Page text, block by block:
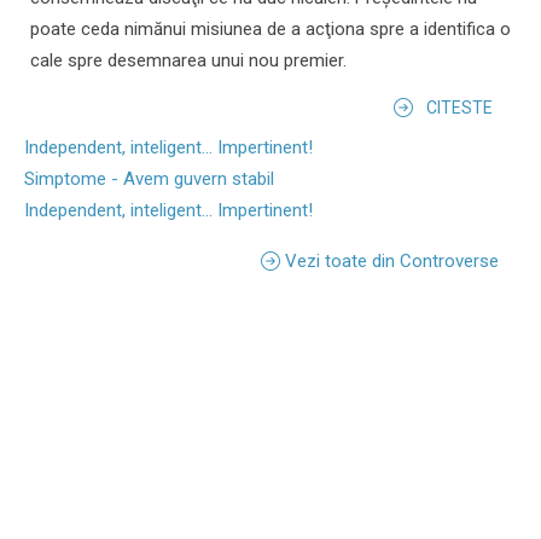
poate ceda nimănui misiunea de a acţiona spre a identifica o
cale spre desemnarea unui nou premier.
CITESTE
Independent, inteligent... Impertinent!
Simptome - Avem guvern stabil
Independent, inteligent... Impertinent!
Vezi toate din Controverse